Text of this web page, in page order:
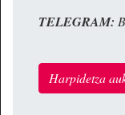
TELEGRAM:
Harpidetza